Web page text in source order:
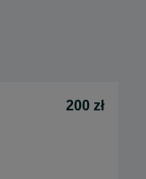
200 zł